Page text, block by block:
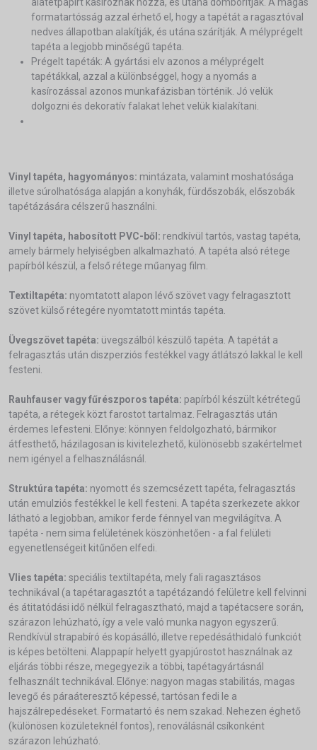
formatartósság azzal érhető el, hogy a tapétát a ragasztóval
nedves állapotban alakítják, és utána szárítják. A mélyprégelt
tapéta a legjobb minőségű tapéta.
Prégelt tapéták: A gyártási elv azonos a mélyprégelt
tapétákkal, azzal a különbséggel, hogy a nyomás a
kasírozással azonos munkafázisban történik. Jó velük
dolgozni és dekoratív falakat lehet velük kialakítani.
Vinyl tapéta, hagyományos: mintázata, valamint moshatósága
illetve súrolhatósága alapján a konyhák, fürdőszobák, előszobák
tapétázására célszerű használni.
Vinyl tapéta, habosított PVC-ből: rendkívül tartós, vastag tapéta,
amely bármely helyiségben alkalmazható. A tapéta alsó rétege
papírból készül, a felső rétege műanyag film.
Textiltapéta: nyomtatott alapon lévő szövet vagy felragasztott
szövet külső rétegére nyomtatott mintás tapéta.
Üvegszövet tapéta: üvegszálból készülő tapéta. A tapétát a
felragasztás után diszperziós festékkel vagy átlátszó lakkal le kell
festeni.
Rauhfauser vagy fűrészporos tapéta: papírból készült kétrétegű
tapéta, a rétegek közt farostot tartalmaz. Felragasztás után
érdemes lefesteni. Előnye: könnyen feldolgozható, bármikor
átfesthető, házilagosan is kivitelezhető, különösebb szakértelmet
nem igényel a felhasználásnál.
Struktúra tapéta: nyomott és szemcsézett tapéta, felragasztás
után emulziós festékkel le kell festeni. A tapéta szerkezete akkor
látható a legjobban, amikor ferde fénnyel van megvilágítva. A
tapéta - nem sima felületének köszönhetően - a fal felületi
egyenetlenségeit kitűnően elfedi.
Vlies tapéta: speciális textiltapéta, mely fali ragasztásos
technikával (a tapétaragasztót a tapétázandó felületre kell felvinni
és átitatódási idő nélkül felragasztható, majd a tapétacsere során,
szárazon lehúzható, így a vele való munka nagyon egyszerű.
Rendkívül strapabíró és kopásálló, illetve repedésáthidaló funkciót
is képes betölteni. Alappapír helyett gyapjúrostot használnak az
eljárás többi része, megegyezik a többi, tapétagyártásnál
felhasznált technikával. Előnye: nagyon magas stabilitás, magas
levegő és páraáteresztő képessé, tartósan fedi le a
hajszálrepedéseket. Formatartó és nem szakad. Nehezen éghető
(különösen közületeknél fontos), renoválásnál csíkonként
szárazon lehúzható.